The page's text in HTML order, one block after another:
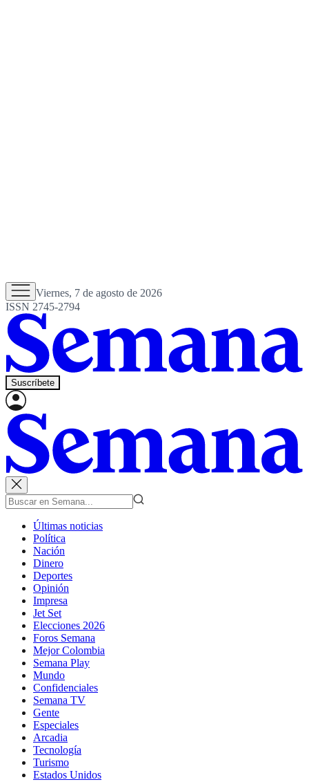
Viernes, 7 de agosto de 2026
ISSN 2745-2794
Suscríbete
Últimas noticias
Política
Nación
Dinero
Deportes
Opinión
Impresa
Jet Set
Elecciones 2026
Foros Semana
Mejor Colombia
Semana Play
Mundo
Confidenciales
Semana TV
Gente
Especiales
Arcadia
Tecnología
Turismo
Estados Unidos